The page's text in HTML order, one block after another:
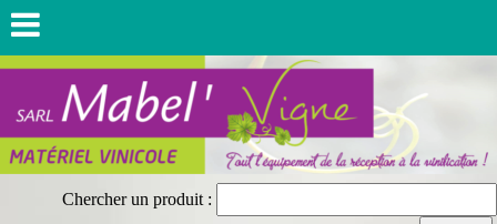
Chercher un produit :